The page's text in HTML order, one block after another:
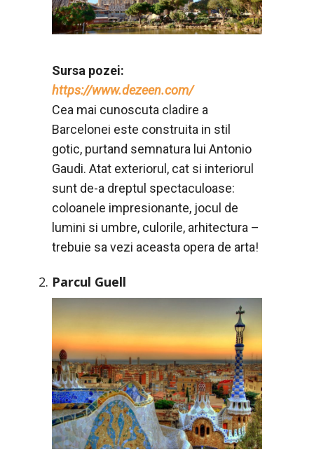
Sursa pozei:
https://www.dezeen.com/
Cea mai cunoscuta cladire a
Barcelonei este construita in stil
gotic, purtand semnatura lui Antonio
Gaudi. Atat exteriorul, cat si interiorul
sunt de-a dreptul spectaculoase:
coloanele impresionante, jocul de
lumini si umbre, culorile, arhitectura –
trebuie sa vezi aceasta opera de arta!
Parcul Guell